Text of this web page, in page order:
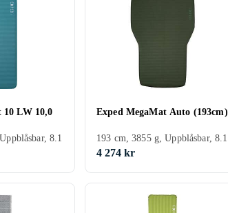
10 LW 10,0
8.1
Exped MegaMat Auto (193cm)
193 cm, 3855 g, Uppblåsbar, 8.1
4 274 kr